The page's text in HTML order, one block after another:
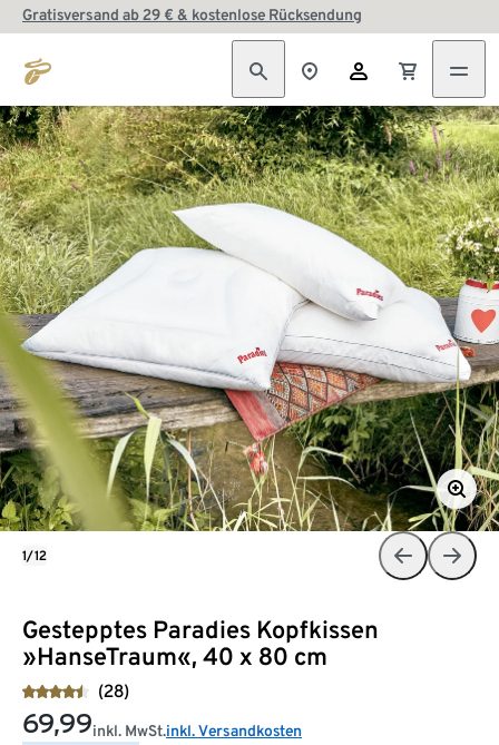
Gratisversand ab 29 € & kostenlose Rücksendung
Gestepptes Paradies Kopfkissen
»HanseTraum«, 40 x 80 cm
(28)
69,99inkl. MwSt.inkl. Versandkosten
1/12